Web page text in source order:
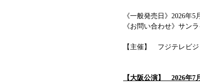
《一般発売日》2026年5
《お問い合わせ》サン
【主催】　フジテレビ
【大阪公演】　2026年